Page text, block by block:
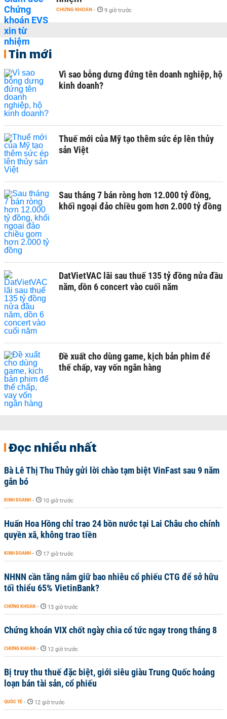
CHỨNG KHOÁN - 9 giờ trước
Tin mới
Vì sao bỗng dưng đứng tên doanh nghiệp, hộ
kinh doanh?
Thuế mới của Mỹ tạo thêm sức ép lên thủy
sản Việt
Sau tháng 7 bán ròng hơn 12.000 tỷ đồng,
khối ngoại đảo chiều gom hơn 2.000 tỷ đồng
DatVietVAC lãi sau thuế 135 tỷ đồng nửa đầu
năm, dồn 6 concert vào cuối năm
Đề xuất cho dùng game, kịch bản phim để
thế chấp, vay vốn ngân hàng
Đọc nhiều nhất
Bà Lê Thị Thu Thủy gửi lời chào tạm biệt VinFast sau 9 năm
gắn bó
KINH DOANH - 10 giờ trước
Huấn Hoa Hồng chỉ trao 24 bồn nước tại Lai Châu cho chính
quyền xã, không trao tiền
KINH DOANH - 17 giờ trước
NHNN cần tăng nắm giữ bao nhiêu cổ phiếu CTG để sở hữu
tối thiểu 65% VietinBank?
CHỨNG KHOÁN - 13 giờ trước
Chứng khoán VIX chốt ngày chia cổ tức ngay trong tháng 8
CHỨNG KHOÁN - 12 giờ trước
Bị truy thu thuế đặc biệt, giới siêu giàu Trung Quốc hoảng
loạn bán tài sản, cổ phiếu
QUỐC TẾ - 12 giờ trước